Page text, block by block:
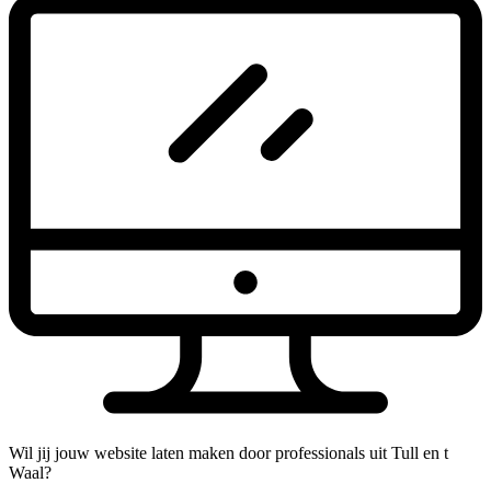
Wil jij jouw website laten maken door professionals uit Tull en t
Waal?